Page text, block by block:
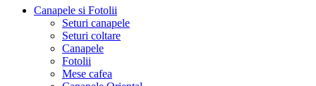
Canapele si Fotolii
Seturi canapele
Seturi coltare
Canapele
Fotolii
Mese cafea